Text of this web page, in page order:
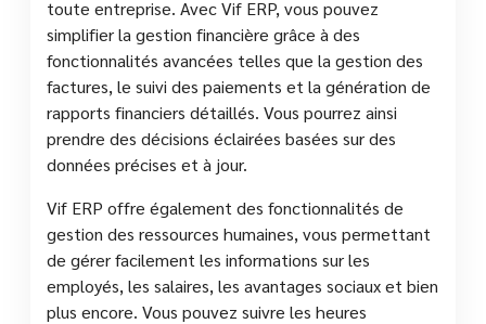
toute entreprise. Avec Vif ERP, vous pouvez
simplifier la gestion financière grâce à des
fonctionnalités avancées telles que la gestion des
factures, le suivi des paiements et la génération de
rapports financiers détaillés. Vous pourrez ainsi
prendre des décisions éclairées basées sur des
données précises et à jour.
Vif ERP offre également des fonctionnalités de
gestion des ressources humaines, vous permettant
de gérer facilement les informations sur les
employés, les salaires, les avantages sociaux et bien
plus encore. Vous pouvez suivre les heures